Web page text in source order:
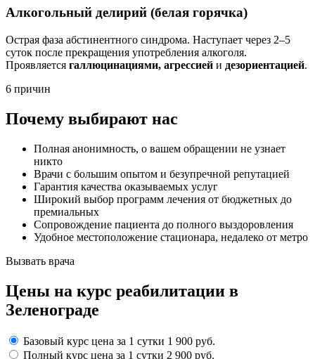
Алкогольный делирий (белая горячка)
Острая фаза абстинентного синдрома. Наступает через 2–5
суток после прекращения употребления алкоголя.
Проявляется галлюцинациями, агрессией и дезориентацией.
6 причин
Почему выбирают нас
Полная анонимность, о вашем обращении не узнает
никто
Врачи с большим опытом и безупречной репутацией
Гарантия качества оказываемых услуг
Широкий выбор программ лечения от бюджетных до
премиальных
Сопровождение пациента до полного выздоровления
Удобное местоположение стационара, недалеко от метро
Вызвать врача
Цены на курс реабилитации в
Зеленограде
Базовый курс цена за 1 сутки 1 900 руб.
Полный курс цена за 1 сутки 2 900 руб.